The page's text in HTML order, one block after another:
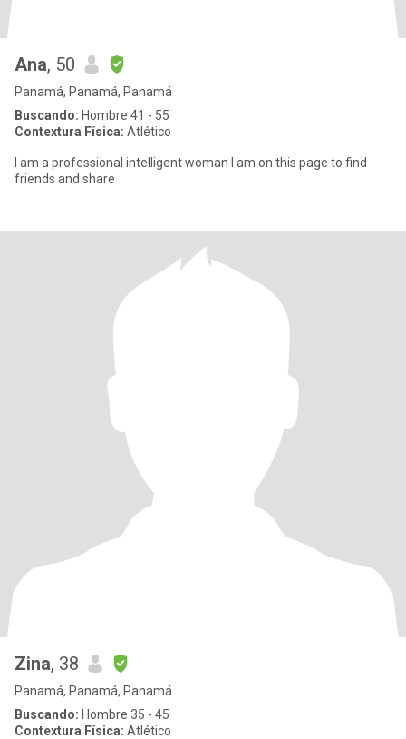
Ana, 50
Panamá, Panamá, Panamá
Buscando: Hombre 41 - 55
Contextura Física: Atlético
I am a professional intelligent woman I am on this page to find
friends and share
Zina, 38
Panamá, Panamá, Panamá
Buscando: Hombre 35 - 45
Contextura Física: Atlético